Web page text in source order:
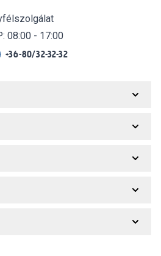
08:00 - 17:00
+36-80/32-32-32